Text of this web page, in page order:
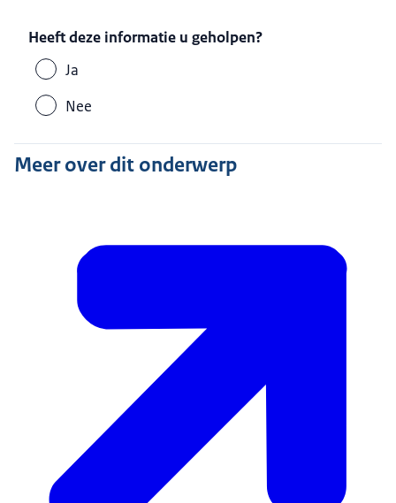
Heeft deze informatie u geholpen?
Ja
Nee
Meer over dit onderwerp